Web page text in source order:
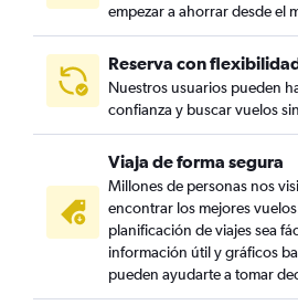
empezar a ahorrar desde el
Reserva con
Nuestros usuarios pueden
confianza y buscar vuelos
Viaja de forma segura
Millones de personas nos
encontrar los mejores
planificación de viajes sea
información útil y gráficos
pueden ayudarte a tomar